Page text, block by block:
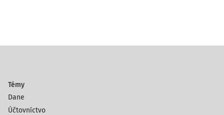
Témy
Dane
Účtovníctvo